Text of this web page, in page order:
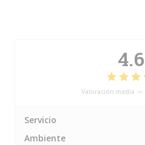
4.6
Valoración media —
Servicio
Ambiente